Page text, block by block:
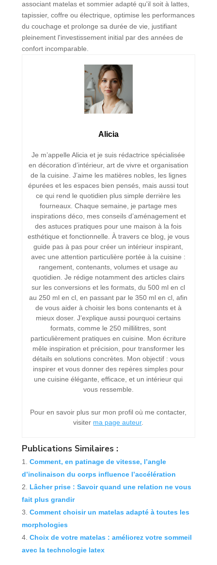
associant matelas et sommier adapté qu'il soit à lattes,
tapissier, coffre ou électrique, optimise les performances
du couchage et prolonge sa durée de vie, justifiant
pleinement l'investissement initial par des années de
confort incomparable.
Alicia
Je m’appelle Alicia et je suis rédactrice spécialisée
en décoration d’intérieur, art de vivre et organisation
de la cuisine. J’aime les matières nobles, les lignes
épurées et les espaces bien pensés, mais aussi tout
ce qui rend le quotidien plus simple derrière les
fourneaux. Chaque semaine, je partage mes
inspirations déco, mes conseils d’aménagement et
des astuces pratiques pour une maison à la fois
esthétique et fonctionnelle. À travers ce blog, je vous
guide pas à pas pour créer un intérieur inspirant,
avec une attention particulière portée à la cuisine :
rangement, contenants, volumes et usage au
quotidien. Je rédige notamment des articles clairs
sur les conversions et les formats, du 500 ml en cl
au 250 ml en cl, en passant par le 350 ml en cl, afin
de vous aider à choisir les bons contenants et à
mieux doser. J’explique aussi pourquoi certains
formats, comme le 250 millilitres, sont
particulièrement pratiques en cuisine. Mon écriture
mêle inspiration et précision, pour transformer les
détails en solutions concrètes. Mon objectif : vous
inspirer et vous donner des repères simples pour
une cuisine élégante, efficace, et un intérieur qui
vous ressemble.
Pour en savoir plus sur mon profil où me contacter,
visiter ma page auteur.
Publications Similaires :
Comment, en patinage de vitesse, l’angle
d’inclinaison du corps influence l’accélération
Lâcher prise : Savoir quand une relation ne vous
fait plus grandir
Comment choisir un matelas adapté à toutes les
morphologies
Choix de votre matelas : améliorez votre sommeil
avec la technologie latex